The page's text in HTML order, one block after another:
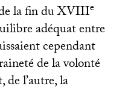
la fin duXVIIIe
adéquat entre
cependant
de la volonté
l’autre, la